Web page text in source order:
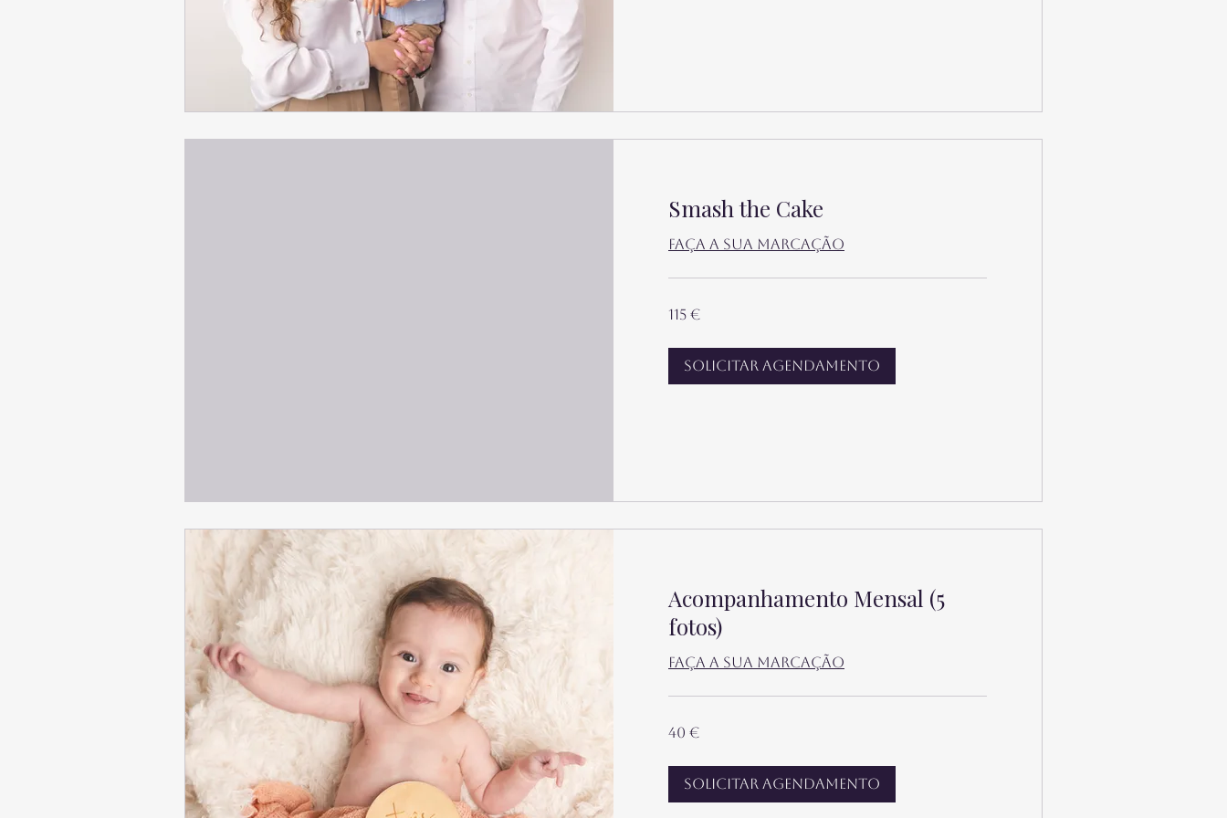
Smash the Cake
Faça a sua marcação
euros
115 €
Solicitar agendamento
Acompanhamento Mensal (5
fotos)
Faça a sua marcação
euros
40 €
Solicitar agendamento